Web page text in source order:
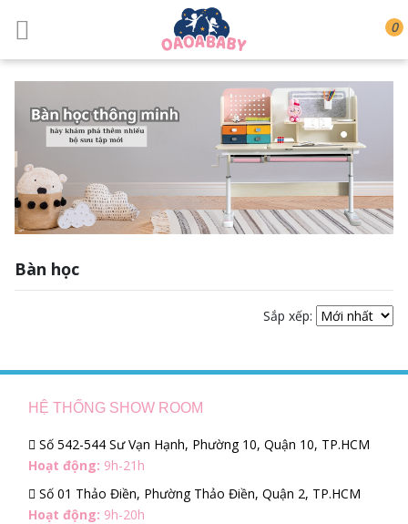
0
Bàn học
Sắp xếp:
HỆ THỐNG SHOW ROOM
Số 542-544 Sư Vạn Hạnh, Phường 10, Quận 10, TP.HCM
Hoạt động: 9h-21h
Số 01 Thảo Điền, Phường Thảo Điền, Quận 2, TP.HCM
Hoạt động: 9h-20h